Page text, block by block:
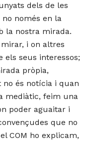
dels de les
només en la
la nostra mirada.
mirar, i on altres
seus interessos;
pròpia,
és notícia i quan
mediàtic, feim una
poder aguaitar i
que no
COM ho explicam,